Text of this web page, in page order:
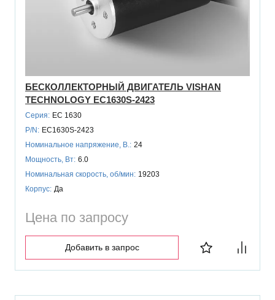
БЕСКОЛЛЕКТОРНЫЙ ДВИГАТЕЛЬ VISHAN
TECHNOLOGY EC1630S-2423
Серия: EC 1630
P/N: EC1630S-2423
Номинальное напряжение, В.: 24
Мощность, Вт: 6.0
Номинальная скорость, об/мин: 19203
Корпус: Да
Цена по запросу
Добавить в запрос